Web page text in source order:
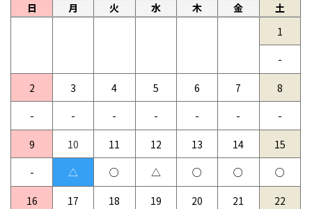
日 月 火 水 木 金
土
1
2 3 4 5 6 7 8
9 10 11 12 13 14 15
16 17 18 19 20 21 22